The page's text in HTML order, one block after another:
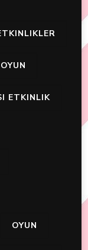
ETKINLIK
OYUN